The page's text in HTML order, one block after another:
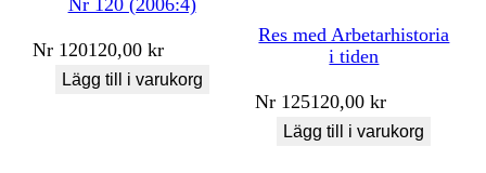
Nr 120 (2006:4)
Nr 120120,00kr
Lägg till i varukorg
Res med Arbetarhistoria
i tiden
Nr 125120,00kr
Lägg till i varukorg